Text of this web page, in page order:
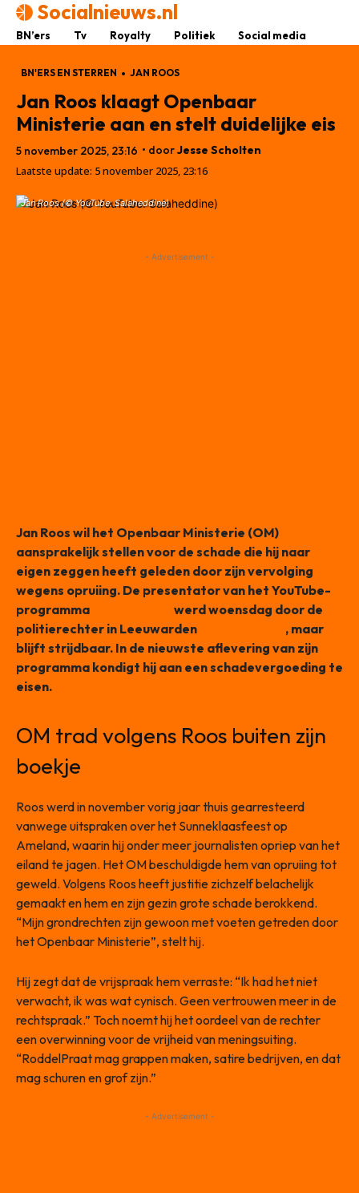
Socialnieuws.nl
BN’ers Tv Royalty Politiek Social media
BN'ERS EN STERREN JAN ROOS
Jan Roos klaagt Openbaar
Ministerie aan en stelt duidelijke eis
5 november 2025, 23:16 • doorJesse Scholten
Laatste update: 5 november 2025, 23:16
Jan Roos (© YouTube: Salaheddine)
- Advertisement -
Jan Roos wil het Openbaar Ministerie (OM)
aansprakelijk stellen voor de schade die hij naar
eigen zeggen heeft geleden door zijn vervolging
wegens opruiing. De presentator van het YouTube-
programma
werd woensdag door de
politierechter in Leeuwarden
, maar
blijft strijdbaar. In de nieuwste aflevering van zijn
programma kondigt hij aan een schadevergoeding te
eisen.
OM trad volgens Roos buiten zijn
boekje
Roos werd in november vorig jaar thuis gearresteerd
vanwege uitspraken over het Sunneklaasfeest op
Ameland, waarin hij onder meer journalisten opriep van het
eiland te jagen. Het OM beschuldigde hem van opruiing tot
geweld. Volgens Roos heeft justitie zichzelf belachelijk
gemaakt en hem en zijn gezin grote schade berokkend.
“Mijn grondrechten zijn gewoon met voeten getreden door
het Openbaar Ministerie”, stelt hij.
Hij zegt dat de vrijspraak hem verraste: “Ik had het niet
verwacht, ik was wat cynisch. Geen vertrouwen meer in de
rechtspraak.” Toch noemt hij het oordeel van de rechter
een overwinning voor de vrijheid van meningsuiting.
“RoddelPraat mag grappen maken, satire bedrijven, en dat
mag schuren en grof zijn.”
- Advertisement -